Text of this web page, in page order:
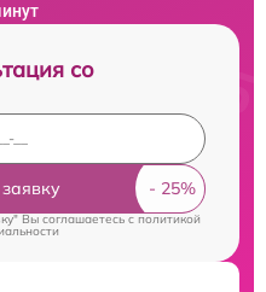
со
Вы соглашаетесь cполитикой